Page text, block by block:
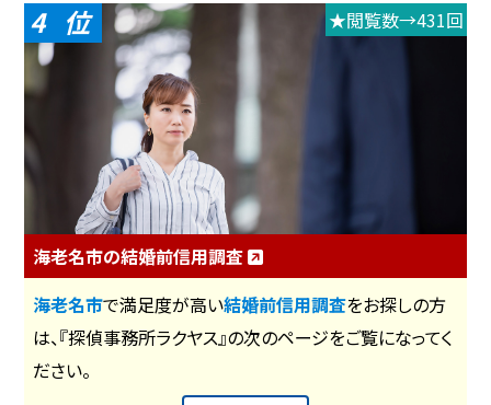
4 ★閲覧数→431回
海老名市の結婚前信用調査
海老名市で満足度が高い結婚前信用調査をお探しの方
は、『探偵事務所ラクヤス』の次のページをご覧になってく
ださい。